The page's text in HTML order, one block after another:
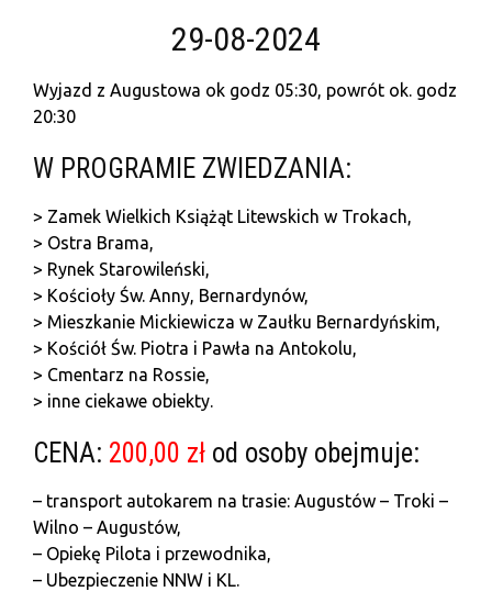
29-08-2024
Wyjazd z Augustowa ok godz 05:30, powrót ok. godz
20:30
W PROGRAMIE ZWIEDZANIA:
> Zamek Wielkich Książąt Litewskich w Trokach,
> Ostra Brama,
> Rynek Starowileński,
> Kościoły Św. Anny, Bernardynów,
> Mieszkanie Mickiewicza w Zaułku Bernardyńskim,
> Kościół Św. Piotra i Pawła na Antokolu,
> Cmentarz na Rossie,
> inne ciekawe obiekty.
CENA: 200,00 zł od osoby obejmuje:
– transport autokarem na trasie: Augustów – Troki –
Wilno – Augustów,
– Opiekę Pilota i przewodnika,
– Ubezpieczenie NNW i KL.